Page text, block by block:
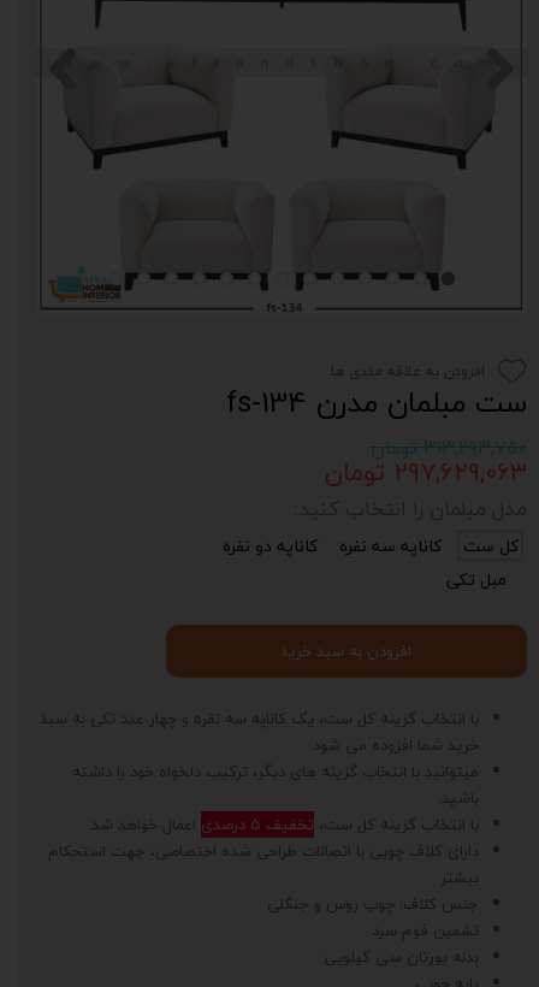
ست مبلمان مدرن fs-134
۳۱۳,۲۹۳,۷۵۰ تومان
۲۹۷,۶۲۹,۰۶۳ تومان
با انتخاب گزینه کل ست، یک کاناپه سه نفره و چهار عدد تکی به سبد
خرید شما افزوده می شود.
میتوانید با انتخاب گزینه های دیگر، ترکیب دلخواه خود را داشته
باشید.
با انتخاب گزینه کل ست، تخفیف 5 درصدی
اعمال خواهد شد.
دارای کلاف چوبی با اتصالات طراحی شده اختصاصی، جهت استحکام
بیشتر
جنس کلاف: چوب روس و جنگلی
نشمین فوم سرد
بدنه یورتان سی کیلویی
کل ست کاناپه سه نفره
کاناپه دو نفره
مبل تکی
افزودن به سبد خرید
افزودن به علاقه مندی ها